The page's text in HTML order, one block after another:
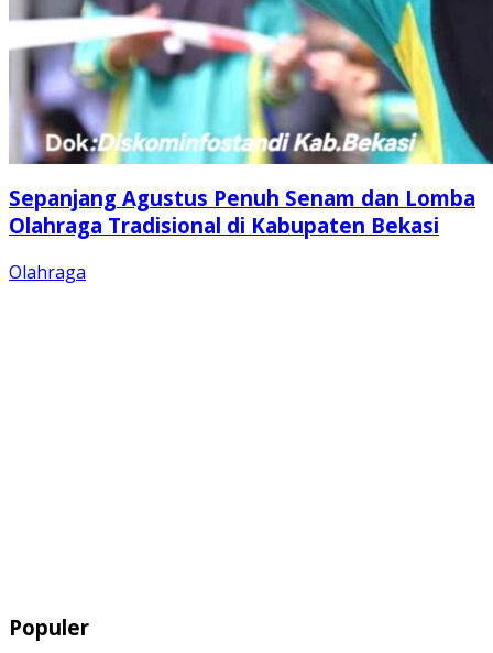
Sepanjang Agustus Penuh Senam dan Lomba
Olahraga Tradisional di Kabupaten Bekasi
Olahraga
Populer